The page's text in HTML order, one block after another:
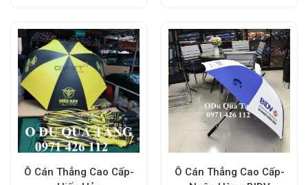
Ô Cán Thẳng Cao Cấp-
Ô Cán Thẳng Cao Cấp-